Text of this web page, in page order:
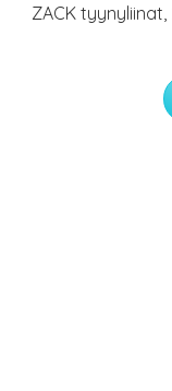
ZACK